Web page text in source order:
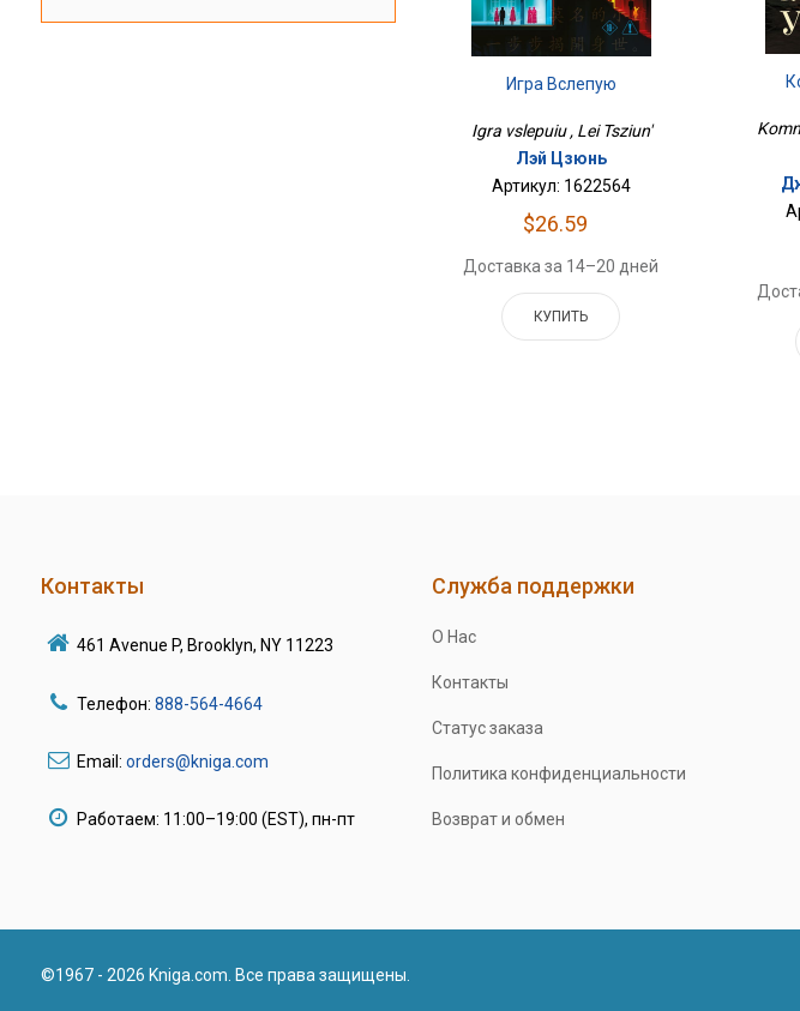
Игра Вслепую
Igra vslepuiu , Lei Tsziun'
Лэй Цзюнь
Артикул: 1622564
$26.59
Доставка за 14–20 дней
КУПИТЬ
Контакты
461 Avenue P, Brooklyn, NY 11223
Телефон: 888-564-4664
Email: orders@kniga.com
Работаем: 11:00–19:00 (EST), пн-пт
Служба поддержки
О Нас
Контакты
Статус заказа
Политика конфиденциальности
Возврат и обмен
©1967 - 2026 Kniga.com. Все права защищены.